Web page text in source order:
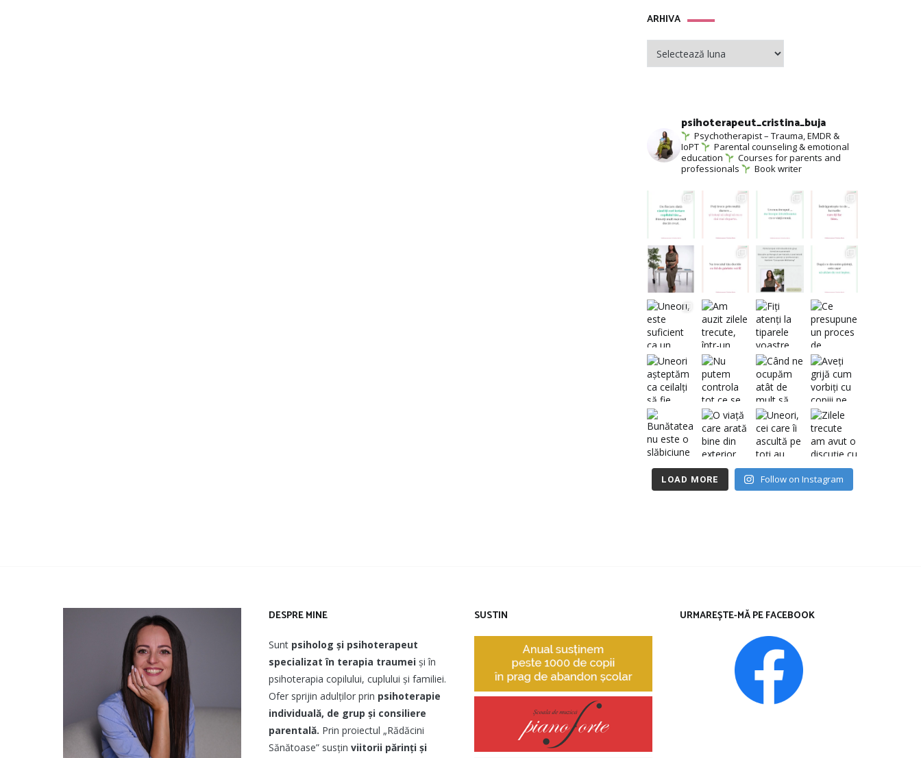
ARHIVAARHIVA
psihoterapeut_cristina_buja
Psychotherapist – Trauma, EMDR &
IoPT
Parental counseling & emotional
education
Courses for parents and
professionals
Book writer
LOAD MORE Follow on Instagram
DESPRE MINE
Sunt psiholog și psihoterapeut
specializat în terapia traumei și în
psihoterapia copilului, cuplului și familiei.
Ofer sprijin adulților prin psihoterapie
individuală, de grup și consiliere
parentală. Prin proiectul „Rădăcini
Sănătoase” susțin viitorii părinți și
SUSTIN URMAREȘTE-MĂ PE FACEBOOK